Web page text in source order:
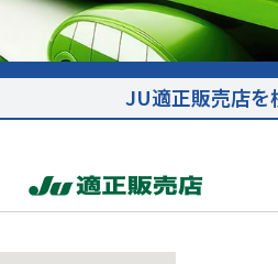
JU適正販売店を